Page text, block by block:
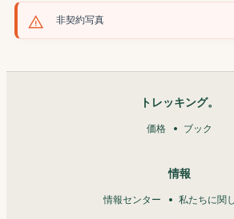
非契約写真
トレッキング。
価格 ブック
情報
情報センター 私たちに関